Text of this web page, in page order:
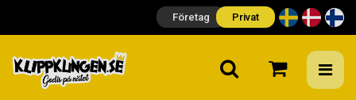
Företag Privat